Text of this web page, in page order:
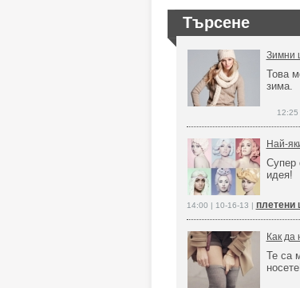
Търсене
Зимни
Това
зима.
12:25
Най-
Супер
идея!
14:00 | 10-16-13 | плетени
Как да
Те са